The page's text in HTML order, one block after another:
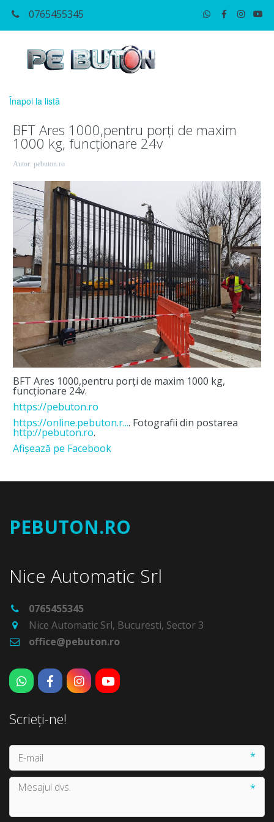
0765455345
Înapoi la listă
BFT Ares 1000,pentru porți de maxim
1000 kg, funcționare 24v
Autor: pebuton.ro
BFT Ares 1000,pentru porți de maxim 1000 kg,
funcționare 24v.
https://pebuton.ro
https://online.pebuton.r.... Fotografii din postarea
http://pebuton.ro.
Afişează pe Facebook
PEBUTON.RO
Nice Automatic Srl
0765455345
Nice Automatic Srl, Bucuresti, Sector 3
office@pebuton.ro
Scrieți-ne!
*
*